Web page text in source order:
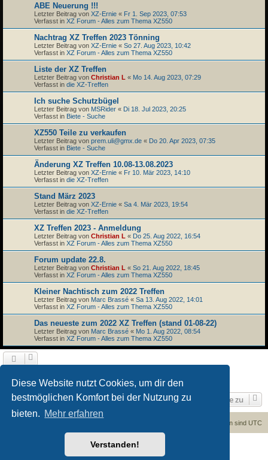
Diese Website nutzt Cookies, um dir den
bestmöglichen Komfort bei der Nutzung zu
bieten. Mehr erfahren
Verstanden!
ABE Neuerung !!!
Letzter Beitrag von XZ-Ernie « Fr 1. Sep 2023, 07:53
Verfasst in XZ Forum - Alles zum Thema XZ550
Nachtrag XZ Treffen 2023 Tönning
Letzter Beitrag von XZ-Ernie « So 27. Aug 2023, 10:42
Verfasst in XZ Forum - Alles zum Thema XZ550
Liste der XZ Treffen
Letzter Beitrag von Christian L « Mo 14. Aug 2023, 07:29
Verfasst in die XZ-Treffen
Ich suche Schutzbügel
Letzter Beitrag von MSRider « Di 18. Jul 2023, 20:25
Verfasst in Biete - Suche
XZ550 Teile zu verkaufen
Letzter Beitrag von prem.uli@gmx.de « Do 20. Apr 2023, 07:35
Verfasst in Biete - Suche
Änderung XZ Treffen 10.08-13.08.2023
Letzter Beitrag von XZ-Ernie « Fr 10. Mär 2023, 14:10
Verfasst in die XZ-Treffen
Stand März 2023
Letzter Beitrag von XZ-Ernie « Sa 4. Mär 2023, 19:54
Verfasst in die XZ-Treffen
XZ Treffen 2023 - Anmeldung
Letzter Beitrag von Christian L « Do 25. Aug 2022, 16:54
Verfasst in XZ Forum - Alles zum Thema XZ550
Forum update 22.8.
Letzter Beitrag von Christian L « So 21. Aug 2022, 18:45
Verfasst in XZ Forum - Alles zum Thema XZ550
Kleiner Nachtisch zum 2022 Treffen
Letzter Beitrag von Marc Brassé « Sa 13. Aug 2022, 14:01
Verfasst in XZ Forum - Alles zum Thema XZ550
Das neueste zum 2022 XZ Treffen (stand 01-08-22)
Letzter Beitrag von Marc Brassé « Mo 1. Aug 2022, 08:54
Verfasst in XZ Forum - Alles zum Thema XZ550
Gehe zu
Alle Zeiten sind UTC
Powered byphpBB® Forum Software © phpBB Limited
phpBB.de